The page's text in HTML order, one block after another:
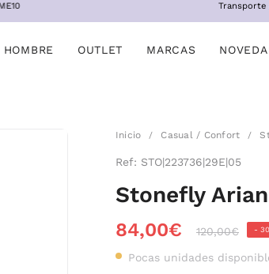
Transporte
HOMBRE OUTLET MARCAS
Inicio / Casual / Confort /
Ref: STO|223736|29E|05
Stonefly
84,00€ 120,00€ -
Pocas unidades